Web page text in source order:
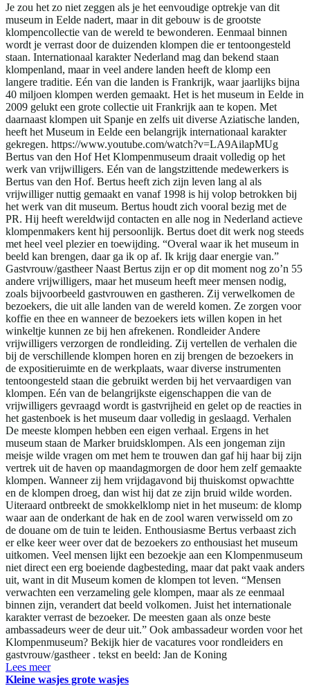
Je zou het zo niet zeggen als je het eenvoudige optrekje van dit
museum in Eelde nadert, maar in dit gebouw is de grootste
klompencollectie van de wereld te bewonderen. Eenmaal binnen
wordt je verrast door de duizenden klompen die er tentoongesteld
staan. Internationaal karakter Nederland mag dan bekend staan
klompenland, maar in veel andere landen heeft de klomp een
langere traditie. Eén van die landen is Frankrijk, waar jaarlijks bijna
40 miljoen klompen werden gemaakt. Het is het museum in Eelde in
2009 gelukt een grote collectie uit Frankrijk aan te kopen. Met
daarnaast klompen uit Spanje en zelfs uit diverse Aziatische landen,
heeft het Museum in Eelde een belangrijk internationaal karakter
gekregen. https://www.youtube.com/watch?v=LA9AilapMUg
Bertus van den Hof Het Klompenmuseum draait volledig op het
werk van vrijwilligers. Eén van de langstzittende medewerkers is
Bertus van den Hof. Bertus heeft zich zijn leven lang al als
vrijwilliger nuttig gemaakt en vanaf 1998 is hij volop betrokken bij
het werk van dit museum. Bertus houdt zich vooral bezig met de
PR. Hij heeft wereldwijd contacten en alle nog in Nederland actieve
klompenmakers kent hij persoonlijk. Bertus doet dit werk nog steeds
met heel veel plezier en toewijding. “Overal waar ik het museum in
beeld kan brengen, daar ga ik op af. Ik krijg daar energie van.”
Gastvrouw/gastheer Naast Bertus zijn er op dit moment nog zo’n 55
andere vrijwilligers, maar het museum heeft meer mensen nodig,
zoals bijvoorbeeld gastvrouwen en gastheren. Zij verwelkomen de
bezoekers, die uit alle landen van de wereld komen. Ze zorgen voor
koffie en thee en wanneer de bezoekers iets willen kopen in het
winkeltje kunnen ze bij hen afrekenen. Rondleider Andere
vrijwilligers verzorgen de rondleiding. Zij vertellen de verhalen die
bij de verschillende klompen horen en zij brengen de bezoekers in
de expositieruimte en de werkplaats, waar diverse instrumenten
tentoongesteld staan die gebruikt werden bij het vervaardigen van
klompen. Eén van de belangrijkste eigenschappen die van de
vrijwilligers gevraagd wordt is gastvrijheid en gelet op de reacties in
het gastenboek is het museum daar volledig in geslaagd. Verhalen
De meeste klompen hebben een eigen verhaal. Ergens in het
museum staan de Marker bruidsklompen. Als een jongeman zijn
meisje wilde vragen om met hem te trouwen dan gaf hij haar bij zijn
vertrek uit de haven op maandagmorgen de door hem zelf gemaakte
klompen. Wanneer zij hem vrijdagavond bij thuiskomst opwachtte
en de klompen droeg, dan wist hij dat ze zijn bruid wilde worden.
Uiteraard ontbreekt de smokkelklomp niet in het museum: de klomp
waar aan de onderkant de hak en de zool waren verwisseld om zo
de douane om de tuin te leiden. Enthousiasme Bertus verbaast zich
er elke keer weer over dat de bezoekers zo enthousiast het museum
uitkomen. Veel mensen lijkt een bezoekje aan een Klompenmuseum
niet direct een erg boeiende dagbesteding, maar dat pakt vaak anders
uit, want in dit Museum komen de klompen tot leven. “Mensen
verwachten een verzameling gele klompen, maar als ze eenmaal
binnen zijn, verandert dat beeld volkomen. Juist het internationale
karakter verrast de bezoeker. De meesten gaan als onze beste
ambassadeurs weer de deur uit.” Ook ambassadeur worden voor het
Klompenmuseum? Bekijk hier de vacatures voor rondleiders en
gastvrouw/gastheer . tekst en beeld: Jan de Koning
Lees meer
Kleine wasjes grote wasjes